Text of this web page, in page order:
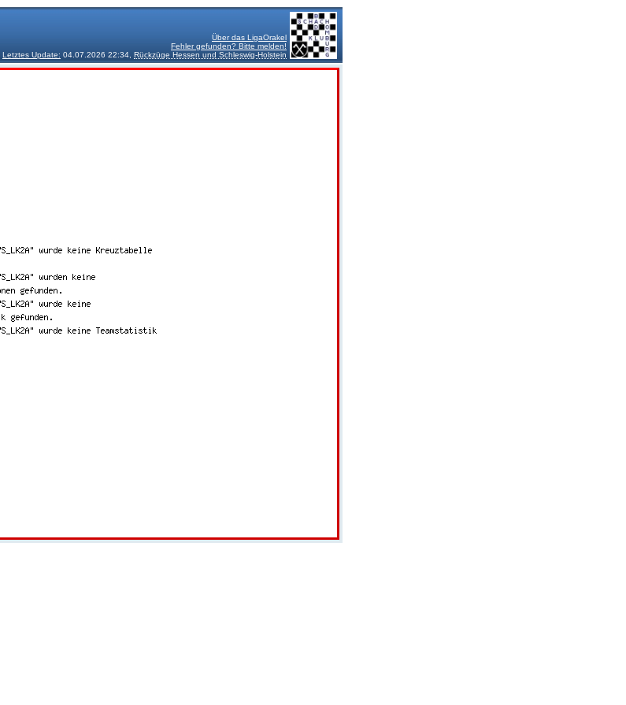
Über das LigaOrakel
Fehler gefunden? Bitte melden!
Letztes Update: 04.07.2026 22:34, Rückzüge Hessen und Schleswig-Holstein